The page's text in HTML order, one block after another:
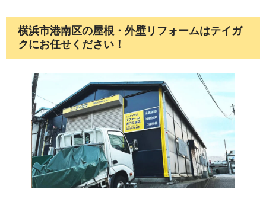
工事の工法は雨水が入りずらい設計です。
特許を取得しています。
最後に換気棟を設置します。
横浜市港南区の屋根・外壁リフォームはテイガ
クにお任せください！